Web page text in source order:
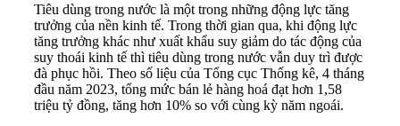
Tiêu dùng trong nước là một trong những động lực tăng
trưởng của nền kinh tế. Trong thời gian qua, khi động lực
tăng trưởng khác như xuất khẩu suy giảm do tác động của
suy thoái kinh tế thì tiêu dùng trong nước vẫn duy trì được
đà phục hồi. Theo số liệu của Tổng cục Thống kê, 4 tháng
đầu năm 2023, tổng mức bán lẻ hàng hoá đạt hơn 1,58
triệu tỷ đồng, tăng hơn 10% so với cùng kỳ năm ngoái.